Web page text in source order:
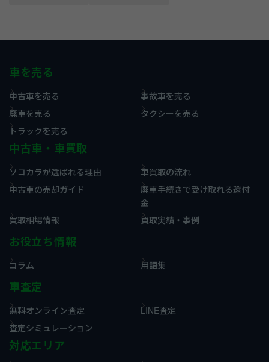
車を売る
中古車を売る
事故車を売る
廃車を売る
タクシーを売る
トラックを売る
中古車・車買取
ソコカラが選ばれる理由
車買取の流れ
中古車の売却ガイド
廃車手続きで受け取れる還付
金
買取相場情報
買取実績・事例
お役立ち情報
コラム 用語集
車査定
無料オンライン査定
LINE査定
査定シミュレーション
対応エリア